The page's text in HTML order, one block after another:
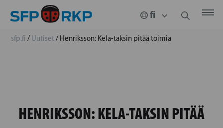
sfp.fi / Uutiset/ Henriksson: Kela-taksin pitää toimia
HENRIKSSON: KELA-TAKSIN PITÄÄ